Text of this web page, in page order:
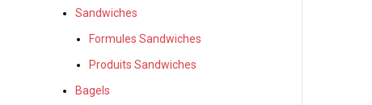
Sandwiches
Formules Sandwiches
Produits Sandwiches
Bagels